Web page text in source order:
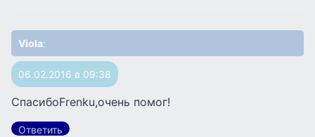
Viola:
06.02.2016 в 09:38
СпасибоFrenku,очень помог!
Ответить